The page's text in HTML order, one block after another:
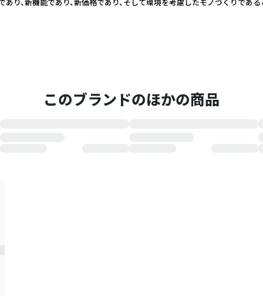
り、新機能であり、新価格であり、そして環境を考慮したモノづくりである
このブランドのほかの商品